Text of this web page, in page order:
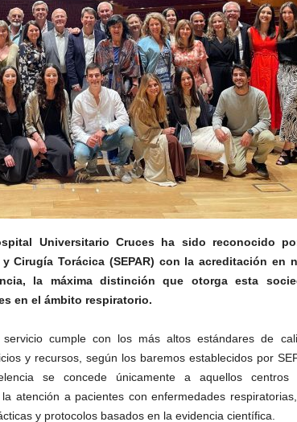
Universitario Cruces ha sido reconocido
Cirugía Torácica (SEPAR) con la acreditación en
la máxima distinción que otorga esta
en el ámbito respiratorio.
cumple con los más altos estándares de
y recursos, según los baremos establecidos por
se concede únicamente a aquellos centros
atención a pacientes con enfermedades
y protocolos basados en la evidencia científica.